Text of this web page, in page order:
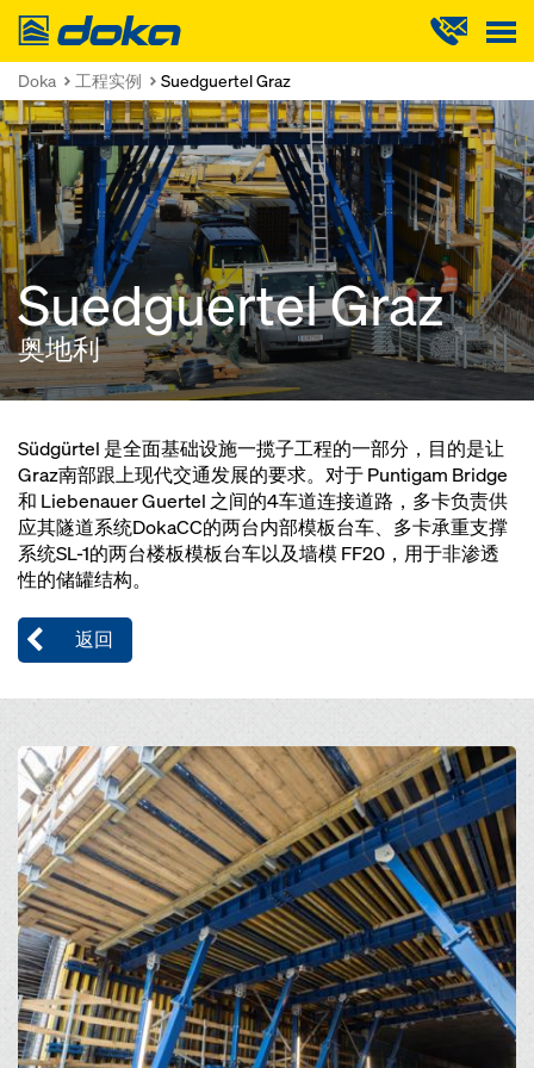
Doka
Doka 工程实例 Suedguertel Graz
Suedguertel Graz
奥地利
Südgürtel 是全面基础设施一揽子工程的一部分，目的是让
Graz南部跟上现代交通发展的要求。对于 Puntigam Bridge
和 Liebenauer Guertel 之间的4车道连接道路，多卡负责供
应其隧道系统DokaCC的两台内部模板台车、多卡承重支撑
系统SL-1的两台楼板模板台车以及墙模 FF20，用于非渗透
性的储罐结构。
返回
Open